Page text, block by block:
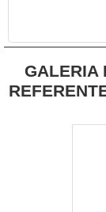
GALERIA